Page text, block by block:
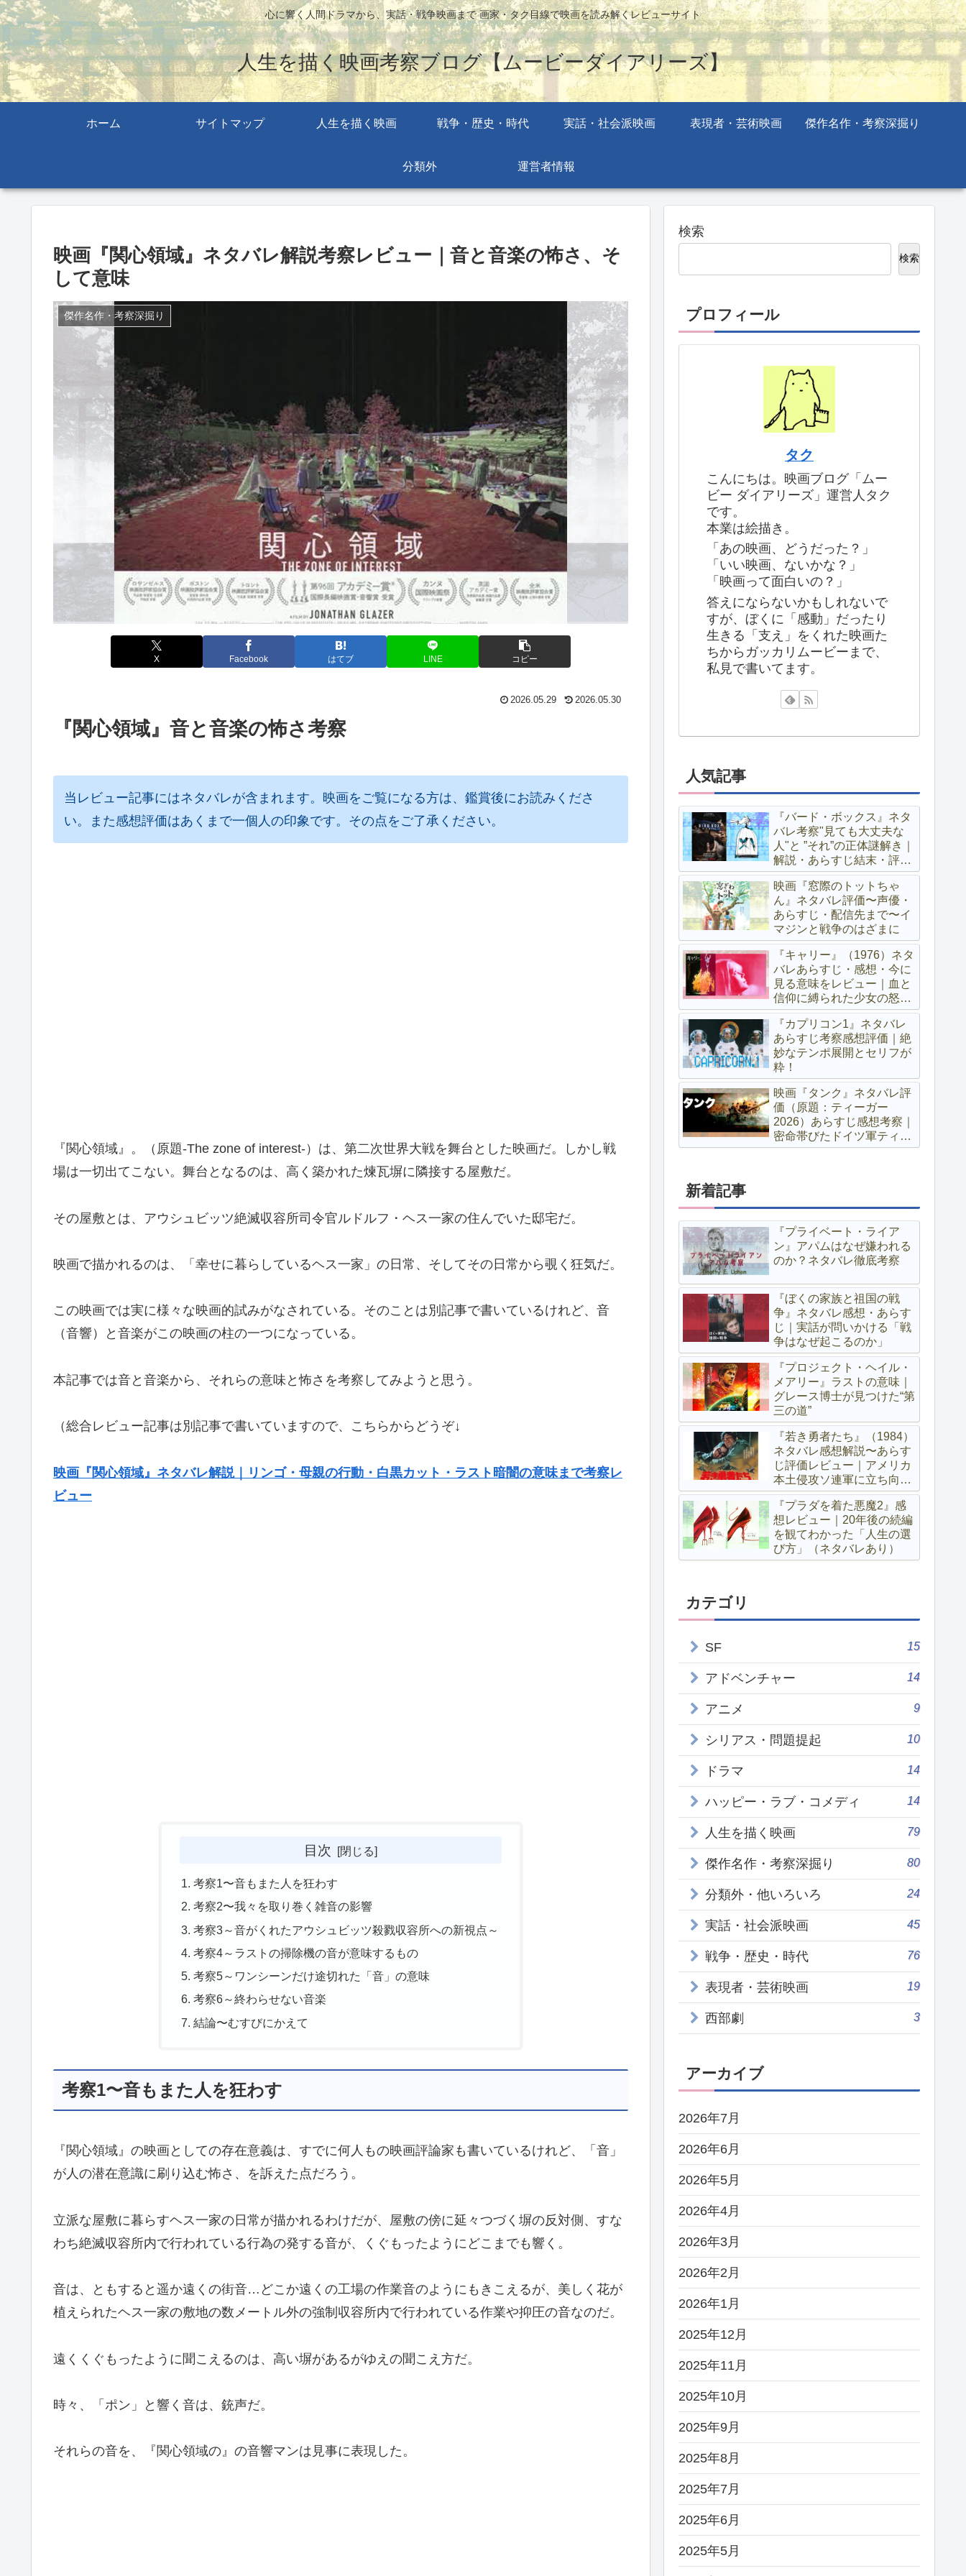
心に響く人間ドラマから、実話・戦争映画まで 画家・タク目線で映画を読み解くレビューサイト
人生を描く映画考察ブログ【ムービーダイアリーズ】
ホーム サイトマップ 人生を描く映画 戦争・歴史・時代 実話・社会派映画 表現者・芸術映画 傑作名作・考察深掘り
分類外 運営者情報
映画『関心領域』ネタバレ解説考察レビュー｜音と音楽の怖さ、そ
して意味
傑作名作・考察深掘り
X Facebook はてブ LINE コピー
2026.05.29 2026.05.30
『関心領域』音と音楽の怖さ考察
当レビュー記事にはネタバレが含まれます。映画をご覧になる方は、鑑賞後にお読みくださ
い。また感想評価はあくまで一個人の印象です。その点をご了承ください。
『関心領域』。（原題-The zone of interest-）は、第二次世界大戦を舞台とした映画だ。しかし戦
場は一切出てこない。舞台となるのは、高く築かれた煉瓦塀に隣接する屋敷だ。
その屋敷とは、アウシュビッツ絶滅収容所司令官ルドルフ・ヘス一家の住んでいた邸宅だ。
映画で描かれるのは、「幸せに暮らしているヘス一家」の日常、そしてその日常から覗く狂気だ。
この映画では実に様々な映画的試みがなされている。そのことは別記事で書いているけれど、音
（音響）と音楽がこの映画の柱の一つになっている。
本記事では音と音楽から、それらの意味と怖さを考察してみようと思う。
（総合レビュー記事は別記事で書いていますので、こちらからどうぞ↓
映画『関心領域』ネタバレ解説｜リンゴ・母親の行動・白黒カット・ラスト暗闇の意味まで考察レ
ビュー
目次
考察1〜音もまた人を狂わす
考察2〜我々を取り巻く雑音の影響
考察3～音がくれたアウシュビッツ殺戮収容所への新視点～
考察4～ラストの掃除機の音が意味するもの
考察5～ワンシーンだけ途切れた「音」の意味
考察6～終わらせない音楽
結論〜むすびにかえて
考察1〜音もまた人を狂わす
『関心領域』の映画としての存在意義は、すでに何人もの映画評論家も書いているけれど、「音」
が人の潜在意識に刷り込む怖さ、を訴えた点だろう。
立派な屋敷に暮らすヘス一家の日常が描かれるわけだが、屋敷の傍に延々つづく塀の反対側、すな
わち絶滅収容所内で行われている行為の発する音が、くぐもったようにどこまでも響く。
音は、ともすると遥か遠くの街音…どこか遠くの工場の作業音のようにもきこえるが、美しく花が
植えられたヘス一家の敷地の数メートル外の強制収容所内で行われている作業や抑圧の音なのだ。
遠くくぐもったように聞こえるのは、高い塀があるがゆえの聞こえ方だ。
時々、「ポン」と響く音は、銃声だ。
それらの音を、『関心領域の』の音響マンは見事に表現した。
検索
検索
プロフィール
タク
こんにちは。映画ブログ「ムー
ビー ダイアリーズ」運営人タク
です。
本業は絵描き。
「あの映画、どうだった？」
「いい映画、ないかな？」
「映画って面白いの？」
答えにならないかもしれないで
すが、ぼくに「感動」だったり
生きる「支え」をくれた映画た
ちからガッカリムービーまで、
私見で書いてます。
人気記事
『バード・ボックス』ネタ
バレ考察"見ても大丈夫な
人"と ”それ”の正体謎解き｜
解説・あらすじ結末・評価
レビュー
映画『窓際のトットちゃ
ん』ネタバレ評価〜声優・
あらすじ・配信先まで〜イ
マジンと戦争のはざまに
『キャリー』（1976）ネタ
バレあらすじ・感想・今に
見る意味をレビュー｜血と
信仰に縛られた少女の怒り
が世界を呑み込む
『カプリコン1』ネタバレ
あらすじ考察感想評価｜絶
妙なテンポ展開とセリフが
粋！
映画『タンク』ネタバレ評
価（原題：ティーガー
2026）あらすじ感想考察｜
密命帯びたドイツ軍ティー
ガー戦車搭乗員の戦い〜ア
新着記事
『プライベート・ライア
ン』アパムはなぜ嫌われる
のか？ネタバレ徹底考察
『ぼくの家族と祖国の戦
争』ネタバレ感想・あらす
じ｜実話が問いかける「戦
争はなぜ起こるのか」
『プロジェクト・ヘイル・
メアリー』ラストの意味｜
グレース博士が見つけた“第
三の道”
『若き勇者たち』（1984）
ネタバレ感想解説〜あらす
じ評価レビュー｜アメリカ
本土侵攻ソ連軍に立ち向か
う若きパルチザン達
『プラダを着た悪魔2』感
想レビュー｜20年後の続編
を観てわかった「人生の選
び方」（ネタバレあり）
カテゴリ
SF 15
アドベンチャー 14
アニメ 9
シリアス・問題提起 10
ドラマ 14
ハッピー・ラブ・コメディ 14
人生を描く映画 79
傑作名作・考察深掘り 80
分類外・他いろいろ 24
実話・社会派映画 45
戦争・歴史・時代 76
表現者・芸術映画 19
西部劇 3
アーカイブ
2026年7月
2026年6月
2026年5月
2026年4月
2026年3月
2026年2月
2026年1月
2025年12月
2025年11月
2025年10月
2025年9月
2025年8月
2025年7月
2025年6月
2025年5月